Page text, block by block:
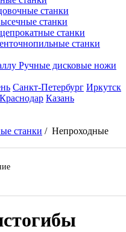
станки
станки
станки
станки
Ручные дисковые ножи
Санкт-Петербург Иркутск
Краснодар Казань
станки / Непроходные